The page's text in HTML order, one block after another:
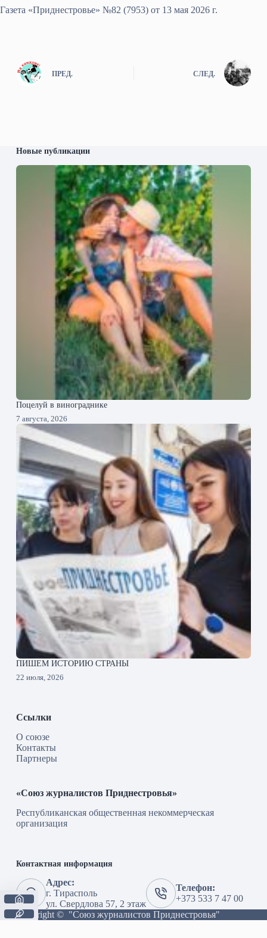
Газета «Приднестровье» №82 (7953) от 13 мая 2026 г.
ПРЕД. СЛЕД.
Новые публикации
Поцелуй в винограднике
7 августа, 2026
ПИШЕМ ИСТОРИЮ СТРАНЫ
22 июля, 2026
Ссылки
О союзе
Контакты
Партнеры
«Союз журналистов Приднестровья»
Республиканская общественная некоммерческая
организация
Контактная информация
Адрес:
г. Тирасполь
ул. Свердлова 57, 2 этаж
Телефон:
+373 533 7 47 00
Copyright © "Союз журналистов Приднестровья"